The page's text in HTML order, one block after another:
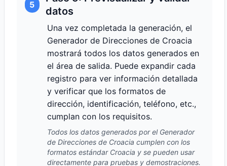
5
datos
Una vez completada la generación, el
Generador de Direcciones de Croacia
mostrará todos los datos generados en
el área de salida. Puede expandir cada
registro para ver información detallada
y verificar que los formatos de
dirección, identificación, teléfono, etc.,
cumplan con los requisitos.
Todos los datos generados por el Generador
de Direcciones de Croacia cumplen con los
formatos estándar Croacia y se pueden usar
directamente para pruebas y demostraciones.